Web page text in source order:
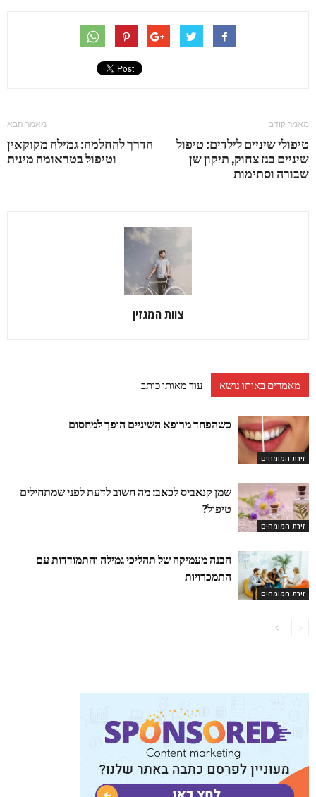
מאמר קודם
טיפולי שיניים לילדים: טיפול
שיניים בגז צחוק, תיקון שן
שבורה וסתימות
מאמר הבא
הדרך להחלמה: גמילה מקוקאין
וטיפול בטראומה מינית
צוות המגזין
מאמרים באותו נושא עוד מאותו כותב
זירת המומחים
כשהפחד מרופא השיניים הופך למחסום
זירת המומחים
שמן קנאביס לכאב: מה חשוב לדעת לפני שמתחילים
טיפול?
זירת המומחים
הבנה מעמיקה של תהליכי גמילה והתמודדות עם
התמכרויות